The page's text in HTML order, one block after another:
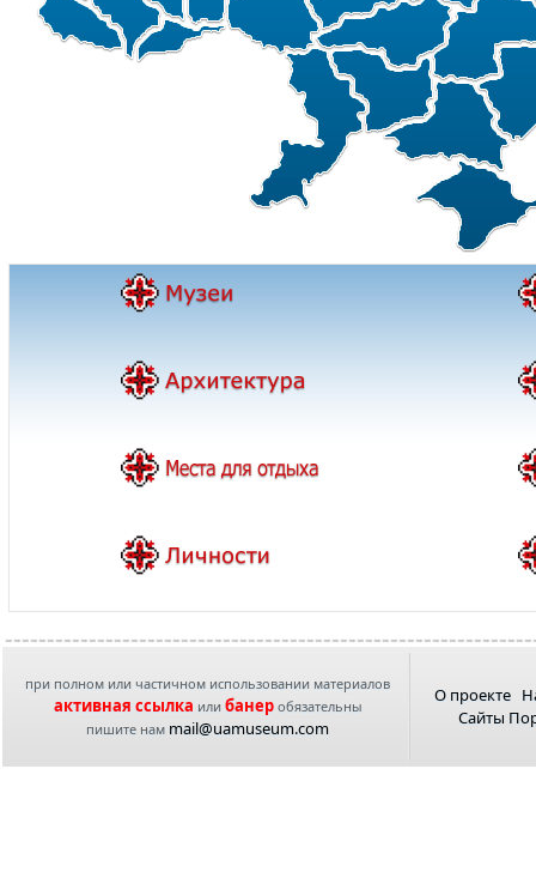
при полном или частичном использовании материалов
активная ссылка или банеробязательны
пишите нам mail@uamuseum.com
О проекте
Сайты